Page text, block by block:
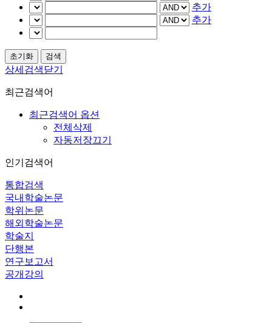
추가
추가
상세검색닫기
최근검색어
최근검색어 옵션
전체삭제
자동저장끄기
인기검색어
통합검색
국내학술논문
학위논문
해외학술논문
학술지
단행본
연구보고서
공개강의